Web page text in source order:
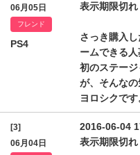
06月05日
フレンド
PS4
表示期限切れ
さっき購入
ームできる
初のステー
が、そんな
ヨロシクです
[3]
06月04日
2016-06-04
表示期限切れ